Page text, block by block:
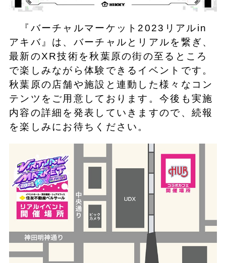
『バーチャルマーケット2023リアルin
アキバ』は、バーチャルとリアルを繋ぎ、
最新のXR技術を秋葉原の街の至るところ
で楽しみながら体験できるイベントです。
秋葉原の店舗や施設と連動した様々なコン
テンツをご用意しております。今後も実施
内容の詳細を発表していきますので、続報
を楽しみにお待ちください。